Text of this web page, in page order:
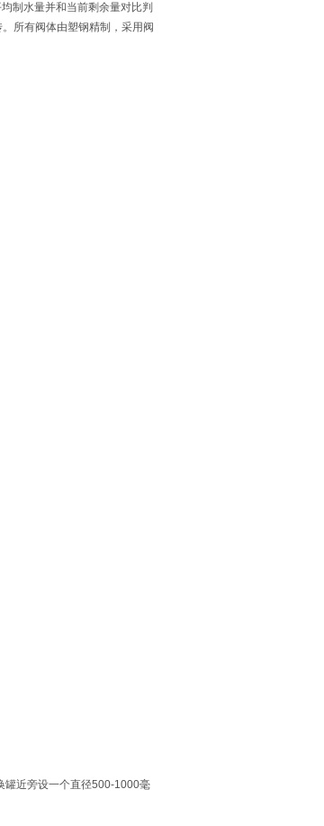
制水量并和当前剩余量对比判
所有阀体由塑钢精制，采用阀
罐近旁设一个直径500-1000毫